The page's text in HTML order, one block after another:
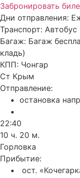
Забронировать
Дни отправления:
Транспорт: Автобус
Багаж: Багаж
кладь)
КПП: Чонгар
Ст Крым
Отправление:
остановка
22:40
10 ч. 20 м.
Горловка
Прибытие:
ост.